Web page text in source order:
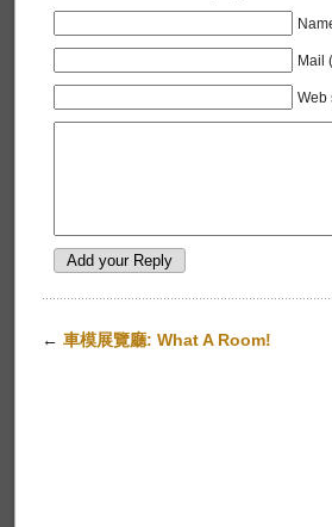
Mail
Web
← 車模展覽廳: What A Room!